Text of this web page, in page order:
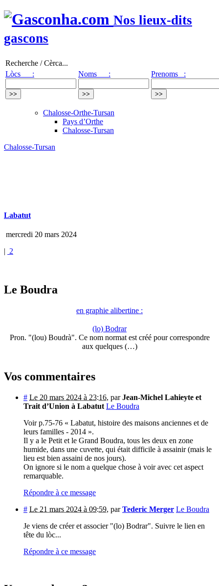
Nos lieux-dits
gascons
Recherche / Cèrca...
Lòcs :
Noms : Prenoms :
Chalosse-Orthe-Tursan
Pays d’Orthe
Chalosse-Tursan
Chalosse-Tursan
Labatut
mercredi 20 mars 2024
| 2
Le Boudra
en graphie alibertine :
(lo) Bodrar
Pron. "(lou) Boudrà". Ce nom normat est créé pour correspondre
aux quelques (…)
Vos commentaires
# Le 20 mars 2024 à 23:16, parJean-Michel Lahieyte et
Trait d’Union à Labatut Le Boudra
Voir p.75-76 « Labatut, histoire des maisons anciennes et de
leurs familles - 2014 ».
Il y a le Petit et le Grand Boudra, tous les deux en zone
humide, dans une cuvette, qui était difficile à assainir (mais le
lieu est bien assaini de nos jours).
On ignore si le nom a quelque chose à voir avec cet aspect
remarquable.
Répondre à ce message
# Le 21 mars 2024 à 09:59, parTederic Merger Le Boudra
Je viens de créer et associer "(lo) Bodrar". Suivre le lien en
tête du lòc...
Répondre à ce message